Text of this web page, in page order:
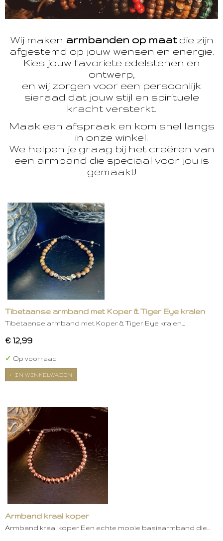
Wij maken armbanden op maatdie zijn
afgestemd op jouw wensen en energie.
Kies jouw favoriete edelstenen en
ontwerp,
en wij zorgen voor een persoonlijk
sieraad dat jouw stijl en spirituele
kracht versterkt.
Maak een afspraak en kom snel langs
in onze winkel.
We helpen je graag bij het creëren van
een armband die speciaal voor jou is
gemaakt!
Tibetaanse armband met Koper & Tiger Eye kralen
Tibetaanse armband met Koper & Tiger Eye kralen…
€ 12,99
✓ Op voorraad
IN WINKELWAGEN
Armband kraal koper
Armband kraal koper Een echte mooie basisarmband die…